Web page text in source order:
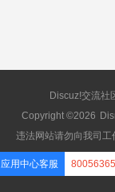
Discuz!交流社
Copyright ©2026
违法网站请勿向我司
应用中心客服 80056365